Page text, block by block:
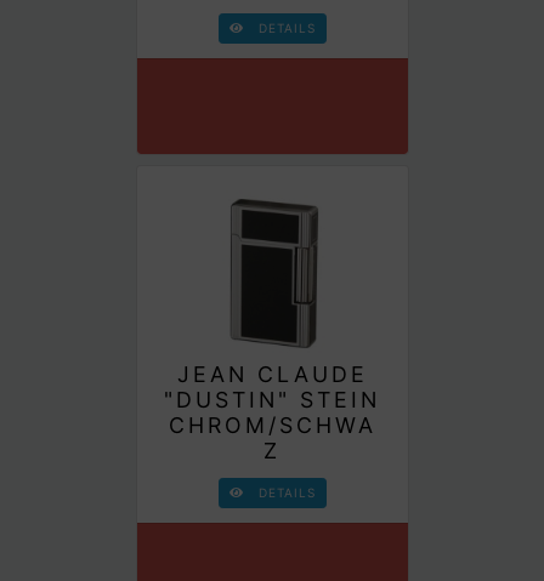
DETAILS
JEAN CLAUDE
"DUSTIN" STEIN
CHROM/SCHWA
Z
DETAILS